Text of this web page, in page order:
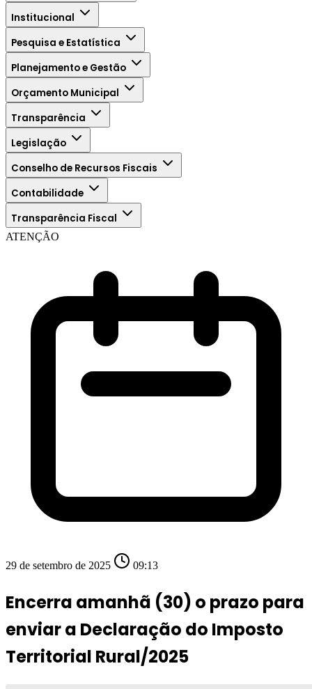
Institucional
Pesquisa e Estatística
Planejamento e Gestão
Orçamento Municipal
Transparência
Legislação
Conselho de Recursos Fiscais
Contabilidade
Transparência Fiscal
ATENÇÃO
29 de setembro de 2025 09:13
Encerra amanhã (30) o prazo para
enviar a Declaração do Imposto
Territorial Rural/2025